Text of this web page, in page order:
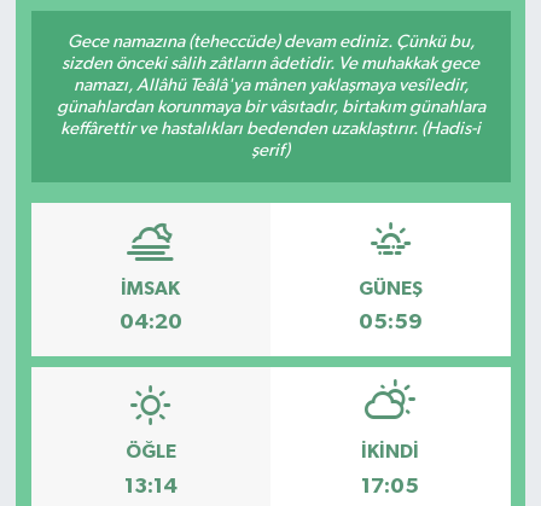
Gece namazına (teheccüde) devam ediniz. Çünkü bu,
sizden önceki sâlih zâtların âdetidir. Ve muhakkak gece
namazı, Allâhü Teâlâ'ya mânen yaklaşmaya vesîledir,
günahlardan korunmaya bir vâsıtadır, birtakım günahlara
keffârettir ve hastalıkları bedenden uzaklaştırır. (Hadis-i
şerif)
İMSAK
04:20
GÜNEŞ
05:59
ÖĞLE
13:14
İKINDI
17:05